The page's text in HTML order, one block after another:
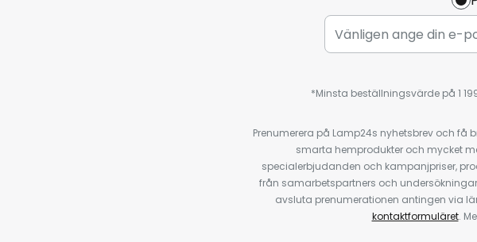
*Minsta beställningsvärde på 1
Prenumerera på Lamp24s nyhetsbrev och
smarta hemprodukter och mycket
specialerbjudanden och kampanjpriser,
från samarbetspartners och
avsluta prenumerationen antingen via
kontaktformuläret.